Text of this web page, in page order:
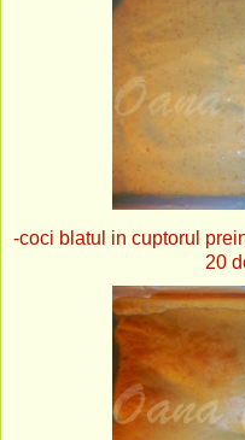
-coci blatul in cuptorul
20